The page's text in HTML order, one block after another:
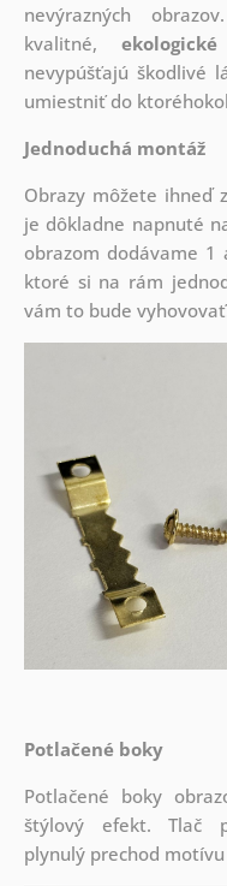
nevýrazných
kvalitné,
nevypúšťajú škodlivé
umiestniť do
Jednoduchá montáž
Obrazy môžete ihneď
je dôkladne napnuté
obrazom dodávame 1
ktoré si na rám
vám to bude
Potlačené boky
Potlačené boky
štýlový efekt. Tlač
plynulý prechod